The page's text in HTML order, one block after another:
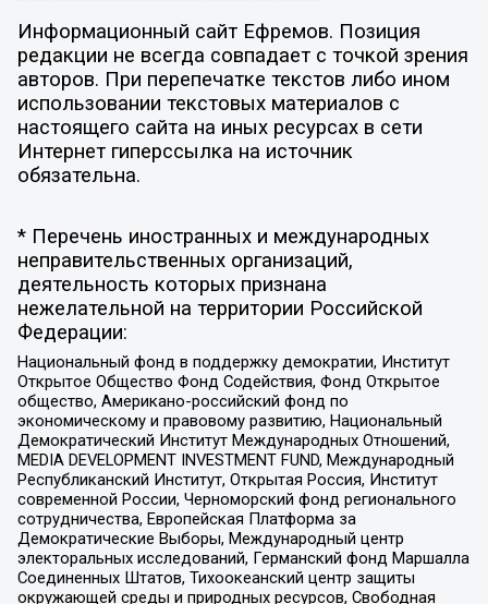
Информационный сайт Ефремов. Позиция
редакции не всегда совпадает с точкой зрения
авторов. При перепечатке текстов либо ином
использовании текстовых материалов с
настоящего сайта на иных ресурсах в сети
Интернет гиперссылка на источник
обязательна.
* Перечень иностранных и международных
неправительственных организаций,
деятельность которых признана
нежелательной на территории Российской
Федерации:
Национальный фонд в поддержку демократии, Институт
Открытое Общество Фонд Содействия, Фонд Открытое
общество, Американо-российский фонд по
экономическому и правовому развитию, Национальный
Демократический Институт Международных Отношений,
MEDIA DEVELOPMENT INVESTMENT FUND, Международный
Республиканский Институт, Открытая Россия, Институт
современной России, Черноморский фонд регионального
сотрудничества, Европейская Платформа за
Демократические Выборы, Международный центр
электоральных исследований, Германский фонд Маршалла
Соединенных Штатов, Тихоокеанский центр защиты
окружающей среды и природных ресурсов, Свободная